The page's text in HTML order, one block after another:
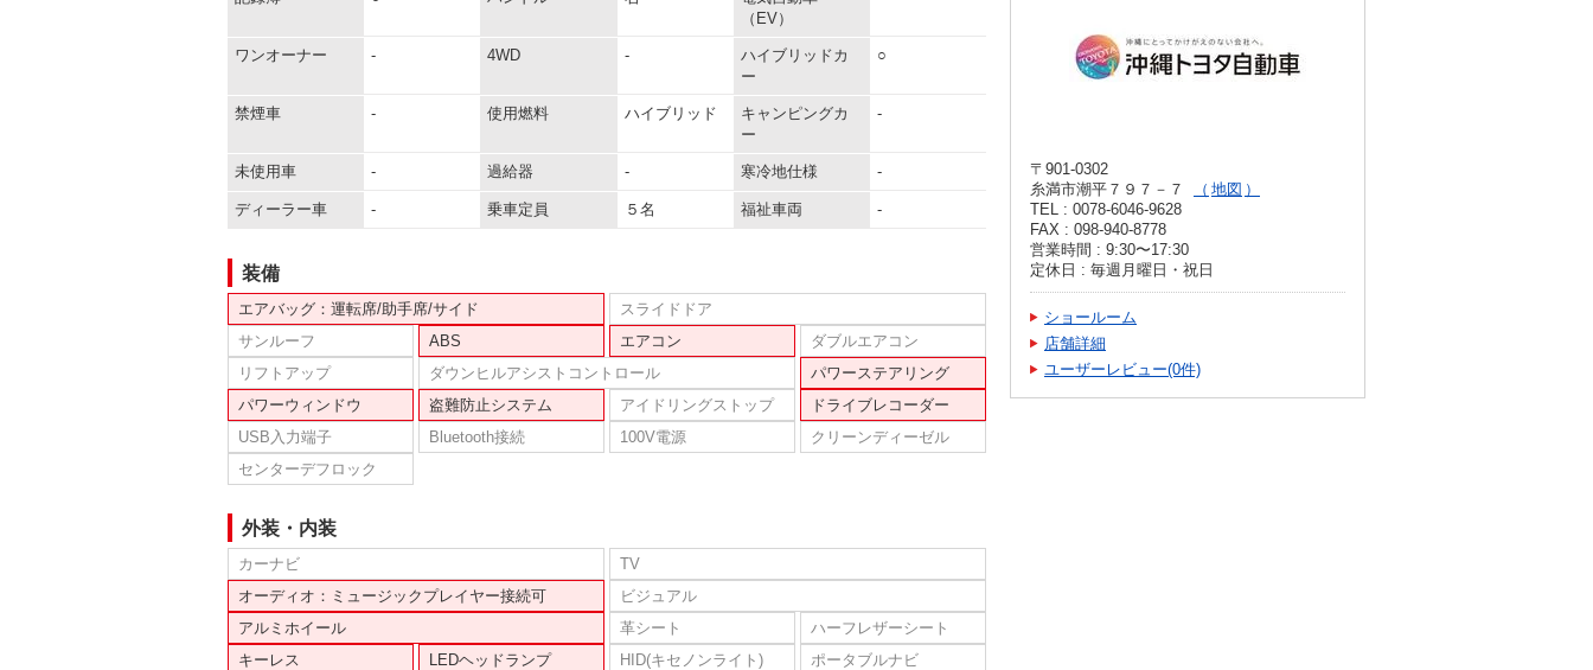
（EV）
ワンオーナー - 4WD -
ハイブリッドカ
ー
○
禁煙車 - 使用燃料 ハイブリッド
キャンピングカ
ー
-
未使用車 - 過給器 - 寒冷地仕様 -
ディーラー車 - 乗車定員 ５名 福祉車両 -
装備
エアバッグ：運転席/助手席/サイド
スライドドア
サンルーフ
ABS エアコン
ダブルエアコン
リフトアップ
ダウンヒルアシストコントロール
パワーステアリング
パワーウィンドウ
盗難防止システム アイドリングストップ
ドライブレコーダー
USB入力端子
Bluetooth接続 100V電源
クリーンディーゼル
センターデフロック
外装・内装
カーナビ
TV
オーディオ：ミュージックプレイヤー接続可
ビジュアル
アルミホイール
革シート
ハーフレザーシート
キーレス
LEDヘッドランプ HID(キセノンライト)
ポータブルナビ
〒901-0302
糸満市潮平７９７－７
地図
TEL : 0078-6046-9628
FAX : 098-940-8778
営業時間 : 9:30〜17:30
定休日 : 毎週月曜日・祝日
ショールーム
店舗詳細
ユーザーレビュー(0件)